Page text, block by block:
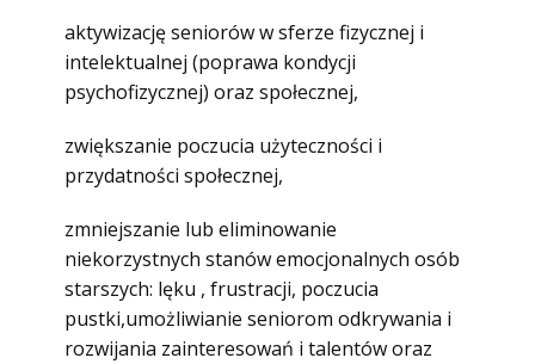
aktywizację seniorów w sferze fizycznej i
intelektualnej (poprawa kondycji
psychofizycznej) oraz społecznej,
zwiększanie poczucia użyteczności i
przydatności społecznej,
zmniejszanie lub eliminowanie
niekorzystnych stanów emocjonalnych osób
starszych: lęku , frustracji, poczucia
pustki,umożliwianie seniorom odkrywania i
rozwijania zainteresowań i talentów oraz